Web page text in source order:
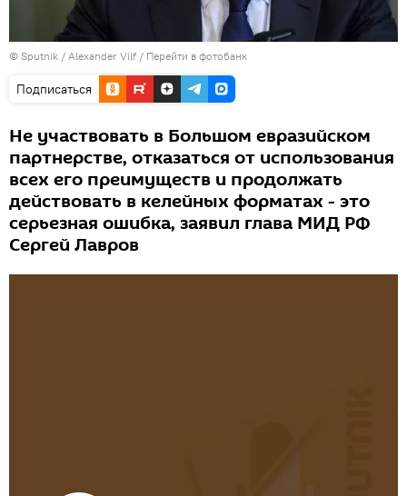
© Sputnik / Alexander Vilf / Перейти в фотобанк
Подписаться
Не участвовать в Большом евразийском
партнерстве, отказаться от использования
всех его преимуществ и продолжать
действовать в келейных форматах - это
серьезная ошибка, заявил глава МИД РФ
Сергей Лавров